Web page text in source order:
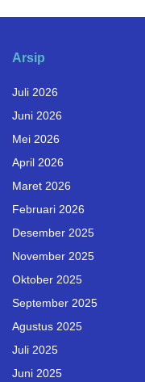
Arsip
Juli 2026
Juni 2026
Mei 2026
April 2026
Maret 2026
Februari 2026
Desember 2025
November 2025
Oktober 2025
September 2025
Agustus 2025
Juli 2025
Juni 2025